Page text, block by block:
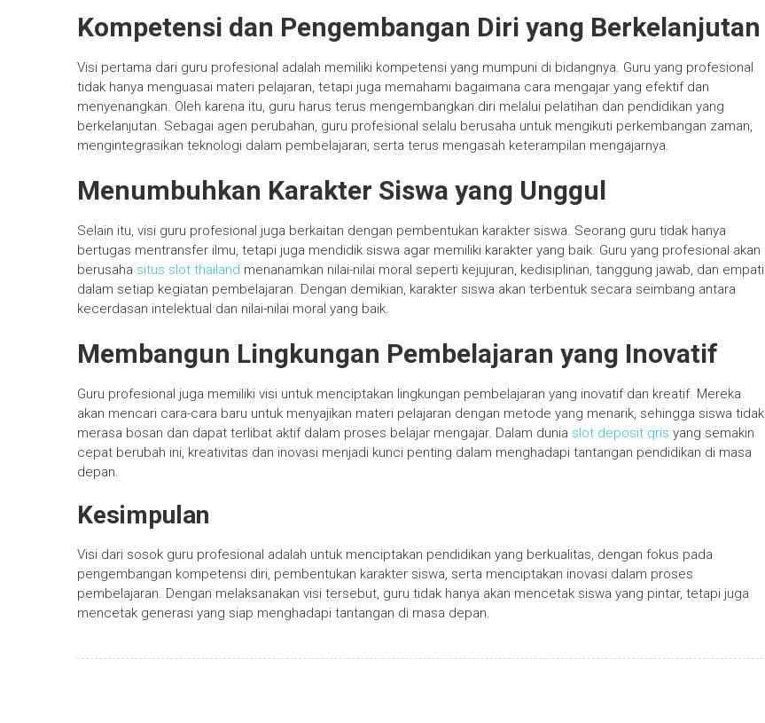
Kompetensi dan Pengembangan Diri yang Berkelanjutan
Visi pertama dari guru profesional adalah memiliki kompetensi yang mumpuni di bidangnya. Guru yang profesional
tidak hanya menguasai materi pelajaran, tetapi juga memahami bagaimana cara mengajar yang efektif dan
menyenangkan. Oleh karena itu, guru harus terus mengembangkan diri melalui pelatihan dan pendidikan yang
berkelanjutan. Sebagai agen perubahan, guru profesional selalu berusaha untuk mengikuti perkembangan zaman,
mengintegrasikan teknologi dalam pembelajaran, serta terus mengasah keterampilan mengajarnya.
Menumbuhkan Karakter Siswa yang Unggul
Selain itu, visi guru profesional juga berkaitan dengan pembentukan karakter siswa. Seorang guru tidak hanya
bertugas mentransfer ilmu, tetapi juga mendidik siswa agar memiliki karakter yang baik. Guru yang profesional akan
berusaha situs slot thailand menanamkan nilai-nilai moral seperti kejujuran, kedisiplinan, tanggung jawab, dan empati
dalam setiap kegiatan pembelajaran. Dengan demikian, karakter siswa akan terbentuk secara seimbang antara
kecerdasan intelektual dan nilai-nilai moral yang baik.
Membangun Lingkungan Pembelajaran yang Inovatif
Guru profesional juga memiliki visi untuk menciptakan lingkungan pembelajaran yang inovatif dan kreatif. Mereka
akan mencari cara-cara baru untuk menyajikan materi pelajaran dengan metode yang menarik, sehingga siswa tidak
merasa bosan dan dapat terlibat aktif dalam proses belajar mengajar. Dalam dunia slot deposit qris yang semakin
cepat berubah ini, kreativitas dan inovasi menjadi kunci penting dalam menghadapi tantangan pendidikan di masa
depan.
Kesimpulan
Visi dari sosok guru profesional adalah untuk menciptakan pendidikan yang berkualitas, dengan fokus pada
pengembangan kompetensi diri, pembentukan karakter siswa, serta menciptakan inovasi dalam proses
pembelajaran. Dengan melaksanakan visi tersebut, guru tidak hanya akan mencetak siswa yang pintar, tetapi juga
mencetak generasi yang siap menghadapi tantangan di masa depan.